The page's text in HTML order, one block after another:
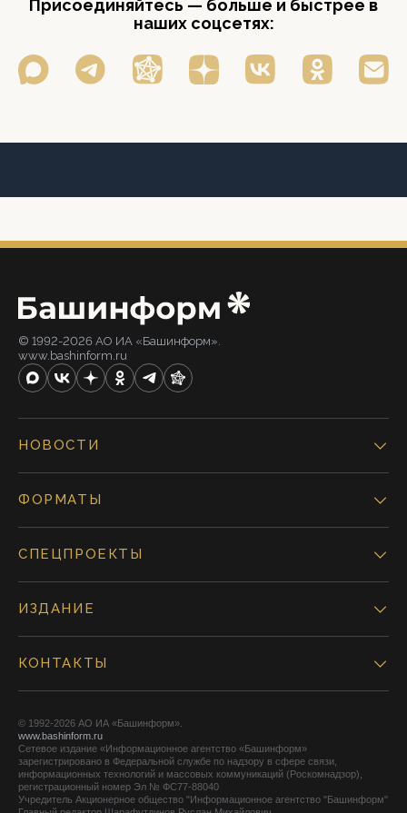
Присоединяйтесь — больше и быстрее в
наших соцсетях:
© 1992-2026 АО ИА «Башинформ».
www.bashinform.ru
НОВОСТИ
ФОРМАТЫ
СПЕЦПРОЕКТЫ
ИЗДАНИЕ
КОНТАКТЫ
© 1992-2026 АО ИА «Башинформ».
www.bashinform.ru
Сетевое издание «Информационное агентство «Башинформ»
зарегистрировано в Федеральной службе по надзору в сфере связи,
информационных технологий и массовых коммуникаций (Роскомнадзор),
регистрационный номер Эл № ФС77-88040
Учредитель Акционерное общество "Информационное агентство "Башинформ"